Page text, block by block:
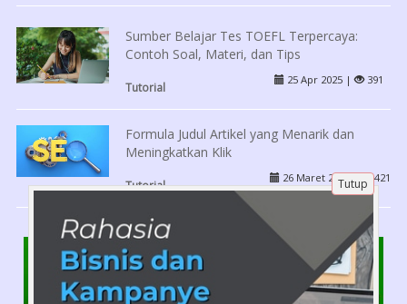
Sumber Belajar Tes TOEFL Terpercaya:
Contoh Soal, Materi, dan Tips
Tutorial
25 Apr 2025 | 391
Formula Judul Artikel yang Menarik dan
Meningkatkan Klik
Tutorial
26 Maret 2025 | 421
Tutup